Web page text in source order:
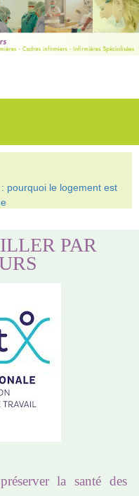
pourquoi le logement est
PAR
la santé des